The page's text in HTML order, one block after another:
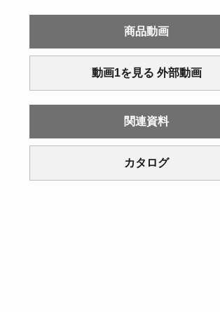
商品動画
動画1を見る 外部動画
関連資料
カタログ